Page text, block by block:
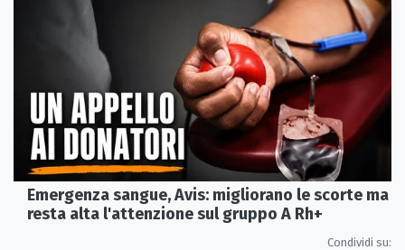
Emergenza sangue, Avis: migliorano le scorte ma
resta alta l'attenzione sul gruppo A Rh+
Condividi su: